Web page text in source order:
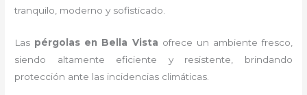
tranquilo, moderno y sofisticado.
Las pérgolas en Bella Vista ofrece un ambiente fresco,
siendo altamente eficiente y resistente, brindando
protección ante las incidencias climáticas.